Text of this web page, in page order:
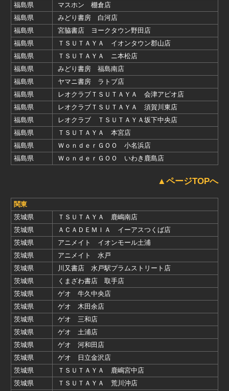
福島県
マスホン 棚倉店
福島県
みどり書房 白河店
福島県
宮脇書店 ヨークタウン野田店
福島県
ＴＳＵＴＡＹＡ イオンタウン郡山店
福島県
ＴＳＵＴＡＹＡ ニ本松店
福島県
みどり書房 福島南店
福島県
ヤマニ書房 ラトブ店
福島県
レオクラブＴＳＵＴＡＹＡ 会津アピオ店
福島県
レオクラブＴＳＵＴＡＹＡ 須賀川東店
福島県
レオクラブ ＴＳＵＴＡＹＡ坂下中央店
福島県
ＴＳＵＴＡＹＡ 本宮店
福島県
ＷｏｎｄｅｒＧＯＯ 小名浜店
福島県
ＷｏｎｄｅｒＧＯＯ いわき鹿島店
▲ページTOPへ
関東
茨城県
ＴＳＵＴＡＹＡ 鹿嶋南店
茨城県
ＡＣＡＤＥＭＩＡ イーアスつくば店
茨城県
アニメイト イオンモール土浦
茨城県
アニメイト 水戸
茨城県
川又書店 水戸駅プラムストリート店
茨城県
くまざわ書店 取手店
茨城県
ゲオ 牛久中央店
茨城県
ゲオ 木田余店
茨城県
ゲオ 三和店
茨城県
ゲオ 土浦店
茨城県
ゲオ 河和田店
茨城県
ゲオ 日立金沢店
茨城県
ＴＳＵＴＡＹＡ 鹿嶋宮中店
茨城県
ＴＳＵＴＡＹＡ 荒川沖店